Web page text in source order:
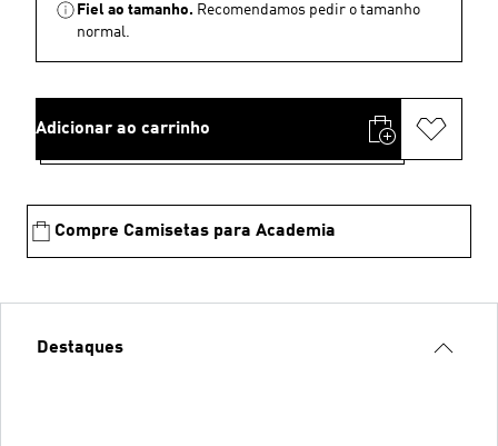
Fiel ao tamanho. Recomendamos pedir o tamanho
normal.
Adicionar ao carrinho
Compre Camisetas para Academia
Destaques